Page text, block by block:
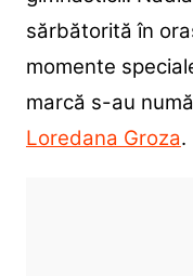
sărbătorită în
momente
marcă s-au
Loredana Groza.